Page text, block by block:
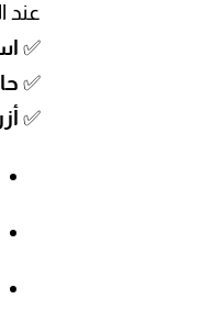
عند
✅
✅
✅